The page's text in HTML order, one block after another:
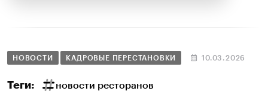
НОВОСТИ КАДРОВЫЕ ПЕРЕСТАНОВКИ 10.03.2026
Теги: новости ресторанов